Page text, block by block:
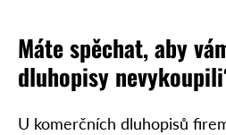
Máte spěchat, aby
dluhopisy
U komerčních dluhopisů